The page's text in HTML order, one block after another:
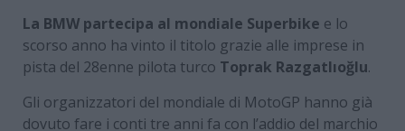
La BMW partecipa al mondiale Superbike e lo
scorso anno ha vinto il titolo grazie alle imprese in
pista del 28enne pilota turco Toprak Razgatlıoğlu.
Gli organizzatori del mondiale di MotoGP hanno già
dovuto fare i conti tre anni fa con l’addio del marchio